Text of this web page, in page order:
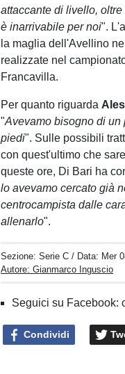
attaccante di livello,
è inarrivabile per noi".
la maglia dell'Avellino
realizzate nel
Francavilla.
Per quanto riguarda
"Avevamo bisogno di un
piedi". Sulle possibili
con quest'ultimo che
queste ore, Di Bari ha
lo avevamo cercato già
centrocampista dalle
allenarlo".
Sezione:Serie C / Data: Mer
Autore: Gianmarco Inguscio
Seguici su Facebook:
Condividi